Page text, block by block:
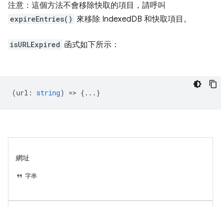
注意：這個方法不會移除快取的項目，請呼叫
expireEntries() 來移除 IndexedDB 和快取項目。
isURLExpired 函式如下所示：
(url : string) => {...}
網址
字串